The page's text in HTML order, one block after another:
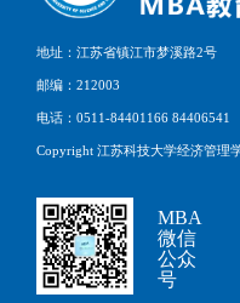
地址：江苏省镇江市梦溪路2号
邮编：212003
电话：0511-84401166 84406541
Copyright 江苏科技大学经济管理
MBA
微信
公众
号